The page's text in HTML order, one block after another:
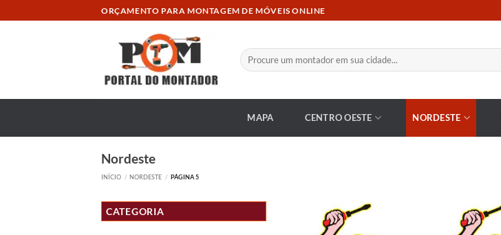
to
ORÇAMENTO PARA MONTAGEM DE MÓVEIS ONLINE
Pesquisar
por:
MAPA CENTRO OESTE NORDESTE
Nordeste
INÍCIO / NORDESTE / PÁGINA 5
CATEGORIA